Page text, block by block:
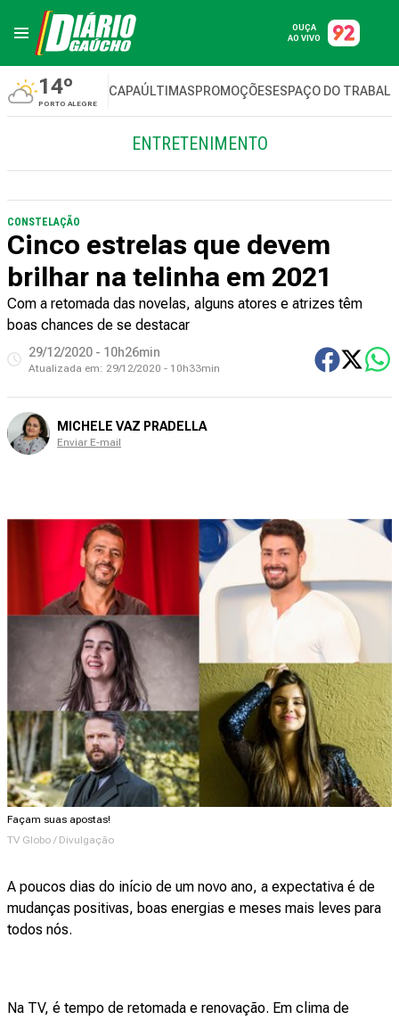
OUÇA
AO VIVO
14º
PORTO ALEGRE
CAPAÚLTIMASPROMOÇÕESESPAÇO DO
ENTRETENIMENTO
CONSTELAÇÃO
Cinco estrelas que devem
brilhar na telinha em 2021
Com a retomada das novelas, alguns atores e atrizes têm
boas chances de se destacar
29/12/2020 - 10h26min
Atualizada em: 29/12/2020 - 10h33min
MICHELE VAZ PRADELLA
Enviar E-mail
Façam suas apostas!
TV Globo / Divulgação
A poucos dias do início de um novo ano, a expectativa é de
mudanças positivas, boas energias e meses mais leves para
todos nós.
Na TV, é tempo de retomada e renovação. Em clima de